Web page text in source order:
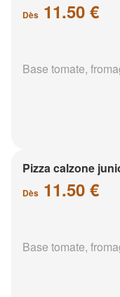
Dès 11.50 €
Base tomate,
Pizza calzone
Dès 11.50 €
Base tomate,